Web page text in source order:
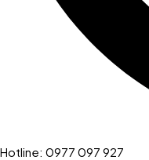
Hotline: 0977 097 927